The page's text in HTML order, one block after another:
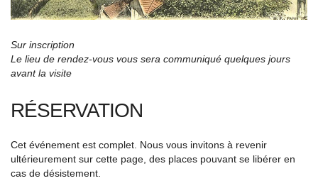
Sur inscription
Le lieu de rendez-vous vous sera communiqué quelques jours
avant la visite
RÉSERVATION
Cet événement est complet. Nous vous invitons à revenir
ultérieurement sur cette page, des places pouvant se libérer en
cas de désistement.